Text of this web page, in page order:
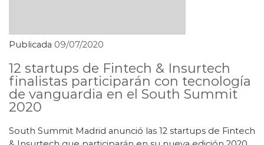
Publicada 09/07/2020
12 startups de Fintech & Insurtech
finalistas participarán con tecnología
de vanguardia en el South Summit
2020
South Summit Madrid anunció las 12 startups de Fintech